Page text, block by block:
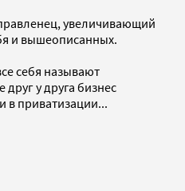
увеличивающий
и вышеописанных.
себя называют
у друга бизнес
в приватизации...